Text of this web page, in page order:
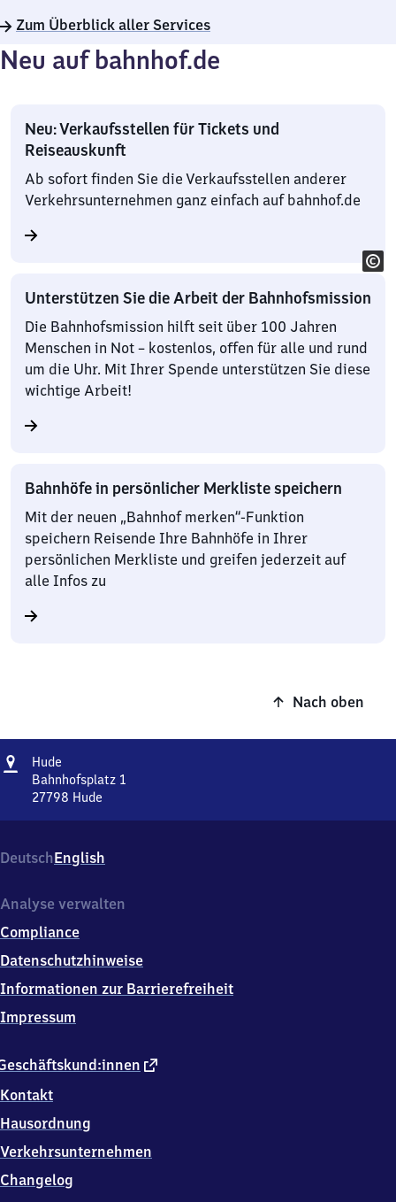
Zum Überblick aller Services
Neu auf bahnhof.de
Neu: Verkaufsstellen für Tickets und
Reiseauskunft
Ab sofort finden Sie die Verkaufsstellen anderer
Verkehrsunternehmen ganz einfach auf bahnhof.de
Unterstützen Sie die Arbeit der Bahnhofsmission
Die Bahnhofsmission hilft seit über 100 Jahren
Menschen in Not – kostenlos, offen für alle und rund
um die Uhr. Mit Ihrer Spende unterstützen Sie diese
wichtige Arbeit!
Bahnhöfe in persönlicher Merkliste speichern
Mit der neuen „Bahnhof merken“-Funktion
speichern Reisende Ihre Bahnhöfe in Ihrer
persönlichen Merkliste und greifen jederzeit auf
alle Infos zu
Nach oben
Adresse
Hude
Bahnhofsplatz 1
27798 Hude
1,
2
7
8
Hude
DeutschEnglish
externer
Kontakt
Hausordnung
Verkehrsunternehmen
Changelog
Analyse verwalten
Compliance
Datenschutzhinweise
Informationen zur Barrierefreiheit
Impressum